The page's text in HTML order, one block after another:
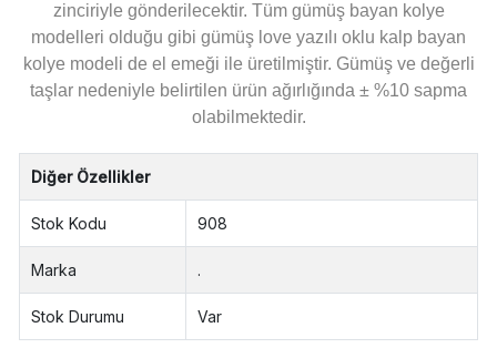
zinciriyle gönderilecektir. Tüm gümüş bayan kolye
modelleri olduğu gibi gümüş love yazılı oklu kalp bayan
kolye modeli de el emeği ile üretilmiştir. Gümüş ve değerli
taşlar nedeniyle belirtilen ürün ağırlığında ± %10 sapma
olabilmektedir.
Diğer Özellikler
Stok Kodu 908
Marka .
Stok Durumu Var